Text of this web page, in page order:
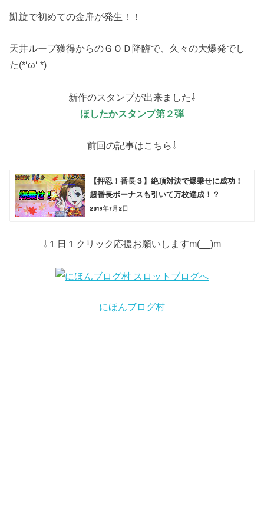
凱旋で初めての金扉が発生！！
天井ループ獲得からのＧＯＤ降臨で、久々の大爆発でし
た(*‘ω‘ *)
新作のスタンプが出来ました⇩
ほしたかスタンプ第２弾
前回の記事はこちら⇩
【押忍！番長３】絶頂対決で爆乗せに成功！
超番長ボーナスも引いて万枚達成！？
2019年7月2日
⇩１日１クリック応援お願いしますm(__)m
にほんブログ村